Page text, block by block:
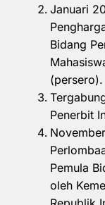
Januari
Bidang
(persero).
Penerbit
Pemula
oleh